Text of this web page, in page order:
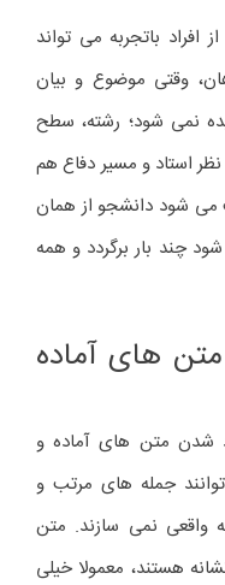
باتجربه می تواند
وقتی موضوع و بیان
نمی شود؛ رشته، سطح
استاد و مسیر دفاع هم
می شود دانشجو از همان
چند بار برگردد و همه
متن های آماده
شدن متن های آماده و
جمله های مرتب و
واقعی نمی سازند. متن
هستند، معمولا خیلی